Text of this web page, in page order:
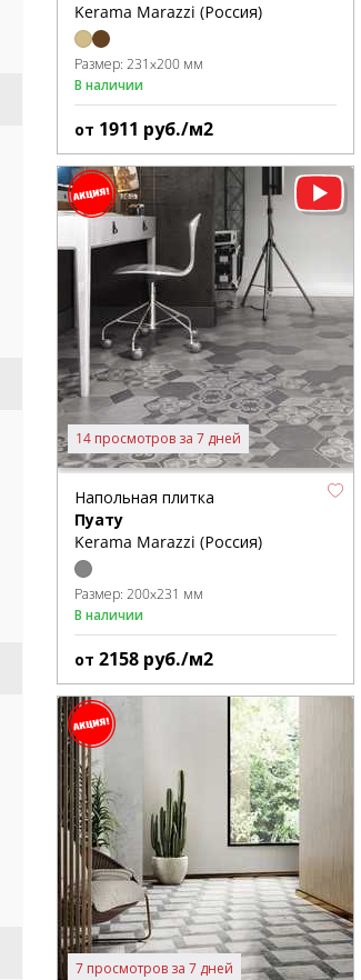
Kerama Marazzi (Россия)
Размер: 231x200 мм
В наличии
от 1911 руб./м2
14 просмотров за 7 дней
Напольная плитка
Пуату
Kerama Marazzi (Россия)
Размер: 200x231 мм
В наличии
от 2158 руб./м2
7 просмотров за 7 дней